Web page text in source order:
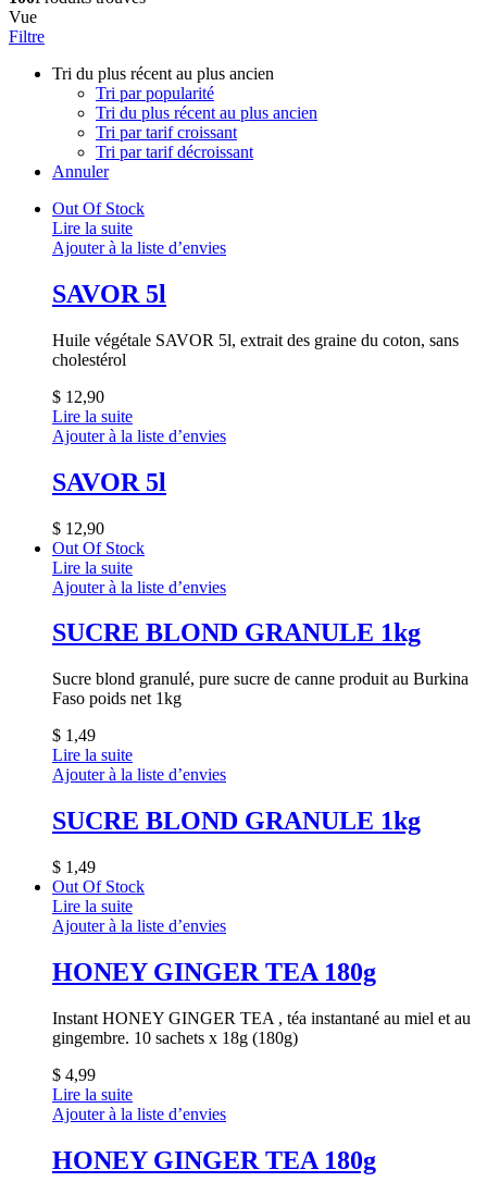
Vue
Filtre
Tri du plus récent au plus ancien
Tri par popularité
Tri du plus récent au plus ancien
Tri par tarif croissant
Tri par tarif décroissant
Annuler
Out Of Stock
Lire la suite
Ajouter à la liste d’envies
SAVOR 5l
Huile végétale SAVOR 5l, extrait des graine du coton, sans
cholestérol
$ 12,90
Lire la suite
Ajouter à la liste d’envies
SAVOR 5l
$ 12,90
Out Of Stock
Lire la suite
Ajouter à la liste d’envies
SUCRE BLOND GRANULE 1kg
Sucre blond granulé, pure sucre de canne produit au Burkina
Faso poids net 1kg
$ 1,49
Lire la suite
Ajouter à la liste d’envies
SUCRE BLOND GRANULE 1kg
$ 1,49
Out Of Stock
Lire la suite
Ajouter à la liste d’envies
HONEY GINGER TEA 180g
Instant HONEY GINGER TEA , téa instantané au miel et au
gingembre. 10 sachets x 18g (180g)
$ 4,99
Lire la suite
Ajouter à la liste d’envies
HONEY GINGER TEA 180g